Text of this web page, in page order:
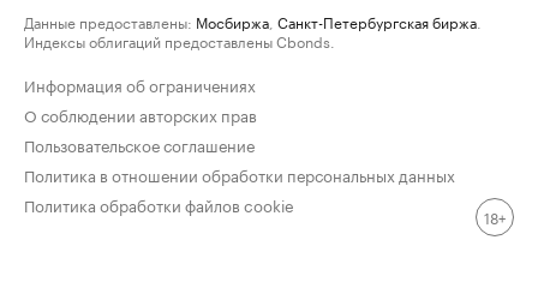
Данные предоставлены: Мосбиржа Санкт-Петербургская биржа
Индексы облигаций предоставлены Cbonds.
Информация об ограничениях
О соблюдении авторских прав
Пользовательское соглашение
Политика в отношении обработки персональных данных
Политика обработки файлов cookie
18+